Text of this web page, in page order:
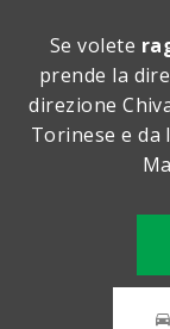
Se volete
prende la
direzione
Torinese e da